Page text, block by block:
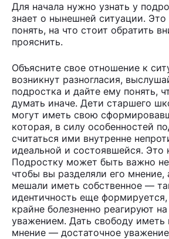
Для начала нужно узнать у
знает о нынешней ситуации.
понять, на что стоит обратить
прояснить.
Объясните свое отношение к
возникнут разногласия,
подростка и дайте ему понять,
думать иначе. Дети старшего
могут иметь свою
которая, в силу особенностей
считаться ими внутренне
идеальной и состоявшейся. Это
Подростку может быть важно
чтобы вы разделяли его мнение,
мешали иметь собственное —
идентичность еще
крайне болезненно реагируют
уважением. Дать свободу иметь
мнение — достаточное